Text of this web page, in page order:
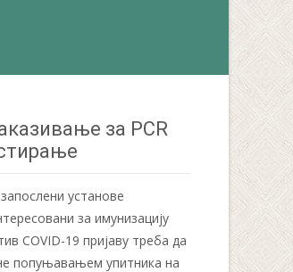
за PCR
установе
за имунизацију
COVID-19 пријаву треба да
попуњавањем упитника на